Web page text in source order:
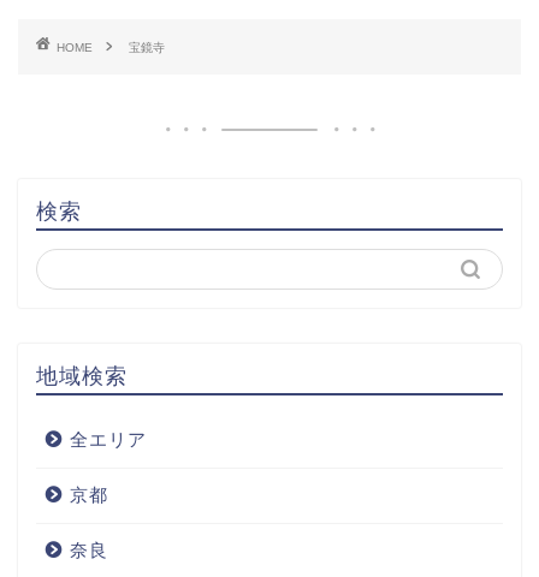
HOME 宝鏡寺
検索
地域検索
全エリア
京都
奈良